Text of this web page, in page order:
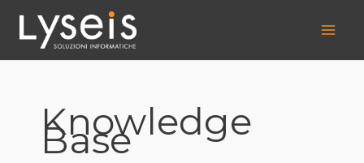
contenuto
Knowledge
Base